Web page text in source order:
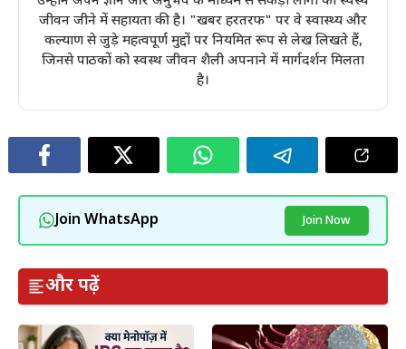
जीवन जीने में सहायता की है। "खबर हरतरफ" पर वे स्वास्थ्य और
कल्याण से जुड़े महत्वपूर्ण मुद्दों पर नियमित रूप से लेख लिखते हैं,
जिनसे पाठकों को स्वस्थ जीवन शैली अपनाने में मार्गदर्शन मिलता
है।
Join WhatsApp Join Now
और पढ़ें